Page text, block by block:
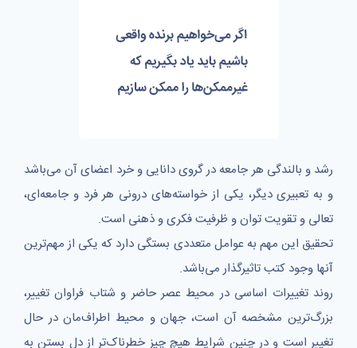
رشد و بالندگی هر جامعه در گروی دانایی و خرد اعضای آن می‌باشد
و به تعبیری دیگر، یکی از خواسته‌های درونی هر فرد و جامعه‌ای،
تعالی و تقویت توان و ظرفیت فکری و ذهنی است.
تحقیق این مهم به عوامل متعددی بستگی دارد که یکی از مهم‌ترین
آنها وجود کتب تاثیرگذار می‌باشد.
روند تغییرات اساسی در محیط عصر حاضر و شتاب فراوان تغییر،
بزرگ‌ترین مشخصه آن است، جهان و محیط اطراف‌مان در حال
تغییر است و در چنین شرایط هیچ چیز خطرناک‌تر از دل بستن به